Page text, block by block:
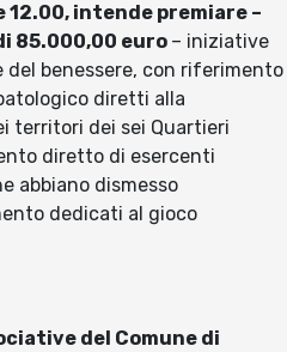
12.00, intende premiare –
85.000,00 euro – iniziative
benessere, con riferimento
diretti alla
territori dei sei Quartieri
diretto di esercenti
abbiano dismesso
dedicati al gioco
del Comune di